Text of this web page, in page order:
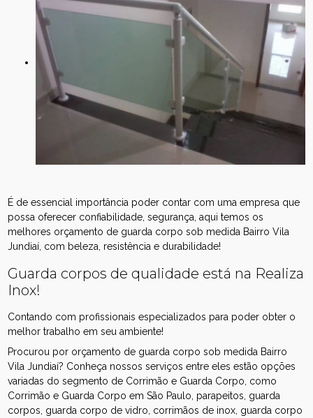
É de essencial importância poder contar com uma empresa que
possa oferecer confiabilidade, segurança, aqui temos os
melhores orçamento de guarda corpo sob medida Bairro Vila
Jundiaí, com beleza, resistência e durabilidade!
Guarda corpos de qualidade está na Realiza
Inox!
Contando com profissionais especializados para poder obter o
melhor trabalho em seu ambiente!
Procurou por orçamento de guarda corpo sob medida Bairro
Vila Jundiaí? Conheça nossos serviços entre eles estão opções
variadas do segmento de Corrimão e Guarda Corpo, como
Corrimão e Guarda Corpo em São Paulo, parapeitos, guarda
corpos, guarda corpo de vidro, corrimãos de inox, guarda corpo